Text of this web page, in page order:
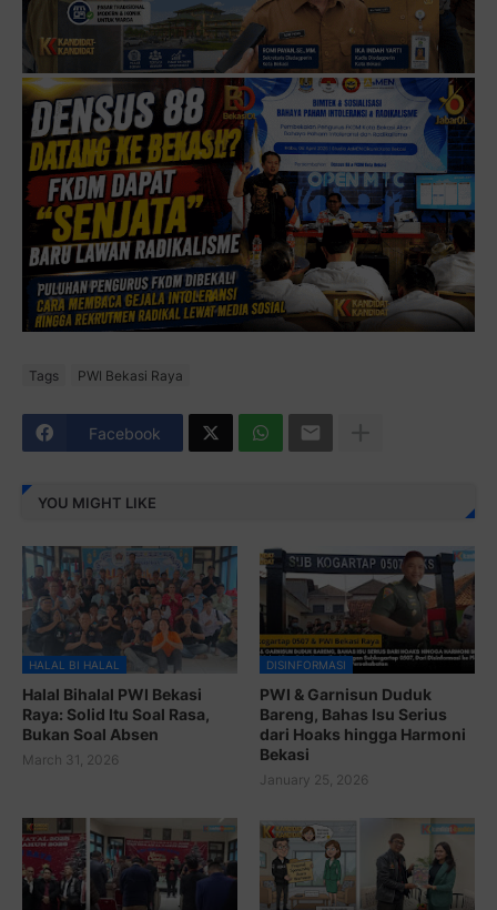
Tags PWI Bekasi Raya
Facebook
YOU MIGHT LIKE
HALAL BI HALAL
Halal Bihalal PWI Bekasi
Raya: Solid Itu Soal Rasa,
Bukan Soal Absen
March 31, 2026
DISINFORMASI
PWI & Garnisun Duduk
Bareng, Bahas Isu Serius
dari Hoaks hingga Harmoni
Bekasi
January 25, 2026